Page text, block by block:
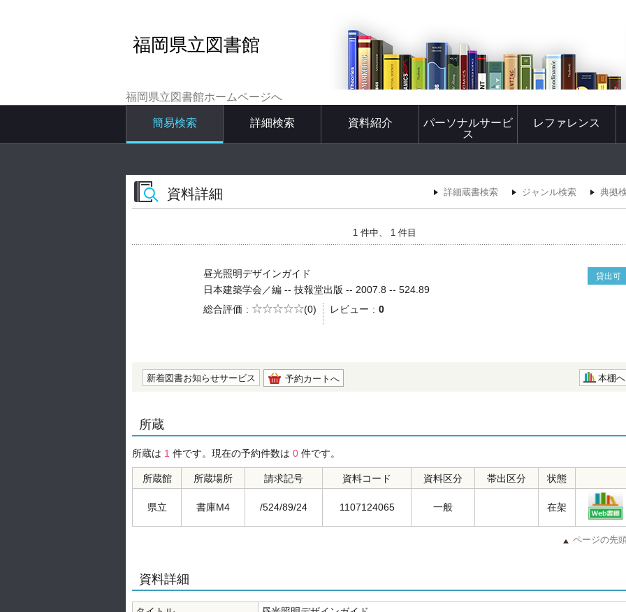
福岡県立図書館
福岡県立図書館ホームページへ
簡易検索 詳細検索 資料紹介
パーソナルサービ
ス
レファレンス
資料詳細 詳細蔵書検索 ジャンル検索 典拠
1 件中、 1 件目
昼光照明デザインガイド 貸出可
日本建築学会／編 -- 技報堂出版 -- 2007.8 -- 524.89
総合評価
5段階評価
(0) レビュー 0
新着図書お知らせサービス 予約カートへ 本棚へ
所蔵
所蔵は 1 件です。現在の予約件数は 0 件です。
所蔵館 所蔵場所 請求記号 資料コード 資料区分 帯出区分 状態
県立 書庫M4 /524/89/24 1107124065 一般 在架
ページの先
資料詳細